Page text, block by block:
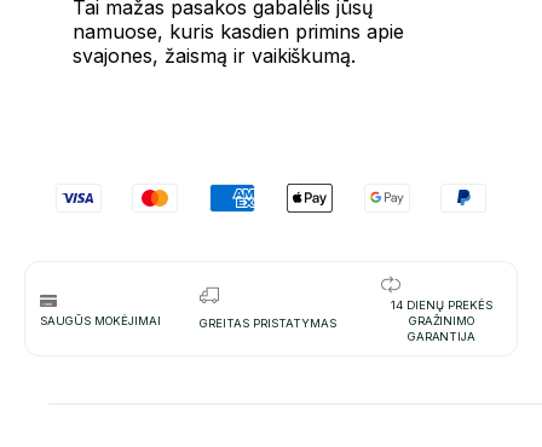
Tai mažas pasakos gabalėlis jūsų
namuose, kuris kasdien primins apie
svajones, žaismą ir vaikiškumą.
SAUGŪS MOKĖJIMAI GREITAS PRISTATYMAS
14 DIENŲ PREKĖS
GRAŽINIMO
GARANTIJA